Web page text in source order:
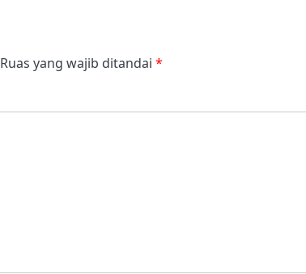
Ruas yang wajib ditandai *